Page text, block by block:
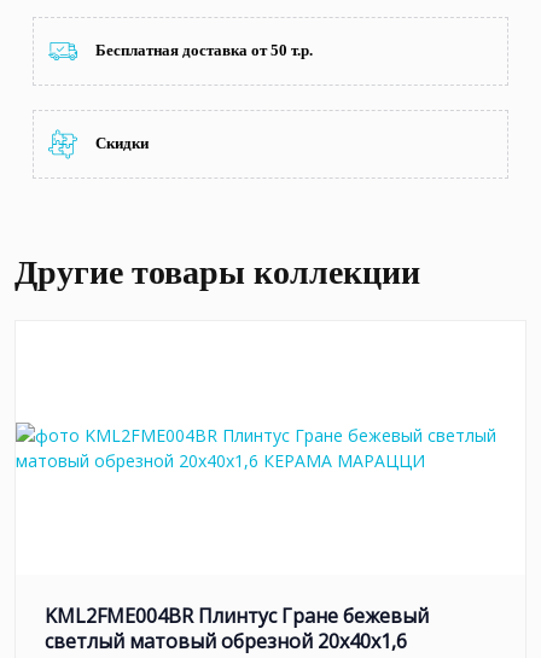
Бесплатная доставка от 50 т.р.
Скидки
Другие товары коллекции
KML2FME004BR Плинтус Гране бежевый
светлый матовый обрезной 20x40x1,6